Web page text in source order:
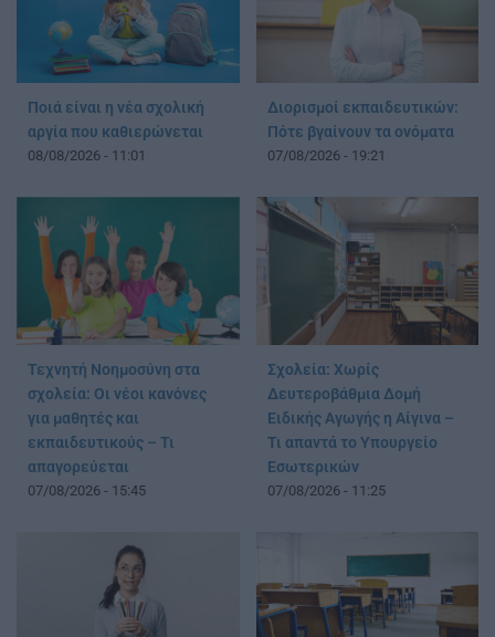
Ποιά είναι η νέα σχολική
αργία που καθιερώνεται
08/08/2026 - 11:01
Διορισμοί εκπαιδευτικών:
Πότε βγαίνουν τα ονόματα
07/08/2026 - 19:21
Τεχνητή Νοημοσύνη στα
σχολεία: Οι νέοι κανόνες
για μαθητές και
εκπαιδευτικούς – Τι
απαγορεύεται
07/08/2026 - 15:45
Σχολεία: Χωρίς
Δευτεροβάθμια Δομή
Ειδικής Αγωγής η Αίγινα –
Τι απαντά το Υπουργείο
Εσωτερικών
07/08/2026 - 11:25